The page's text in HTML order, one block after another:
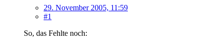
29. November 2005, 11:59
#1
So, das Fehlte noch: